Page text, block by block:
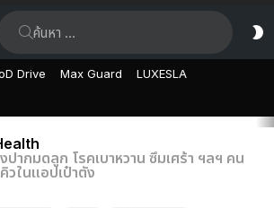
Drive Max Guard LUXESLA
ปากมดลูก โรคเบาหวาน ซึมเศร้า ฯลฯ คน
วในแอปเป๋าตัง